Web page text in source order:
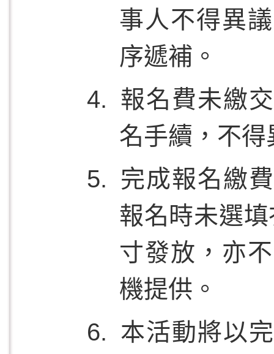
事人不得異
序遞補。
報名費未繳
名手續，不得
完成報名繳
報名時未選
寸發放，亦
機提供。
本活動將以